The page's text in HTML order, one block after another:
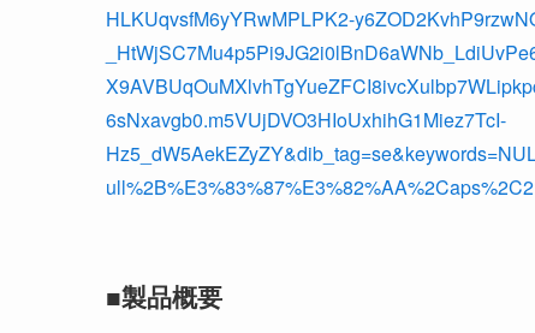
HLKUqvsfM6yYRwMPLPK2-
6sNxavgb0.m5VUjDVO3HIoUxhihG1Miez7TcI-
■製品概要